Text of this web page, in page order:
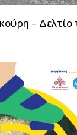
– Δελτίο